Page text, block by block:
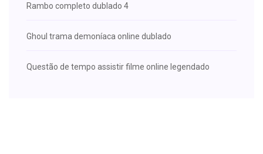
Rambo completo dublado 4
Ghoul trama demoníaca online dublado
Questão de tempo assistir filme online legendado